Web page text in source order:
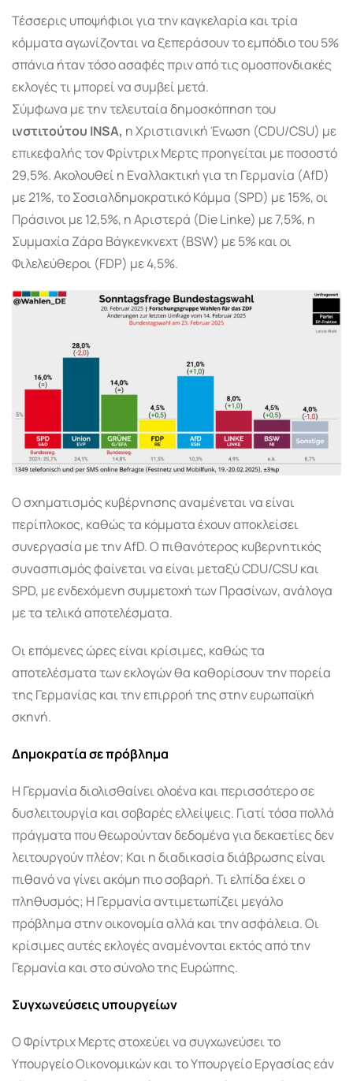
Τέσσερις υποψήφιοι για την καγκελαρία και τρία
κόμματα αγωνίζονται να ξεπεράσουν το εμπόδιο του 5%
σπάνια ήταν τόσο ασαφές πριν από τις ομοσπονδιακές
εκλογές τι μπορεί να συμβεί μετά.
Σύμφωνα με την τελευταία δημοσκόπηση του
ινστιτούτου INSA, η Χριστιανική Ένωση (CDU/CSU) με
επικεφαλής τον Φρίντριχ Μερτς προηγείται με ποσοστό
29,5%. Ακολουθεί η Εναλλακτική για τη Γερμανία (AfD)
με 21%, το Σοσιαλδημοκρατικό Κόμμα (SPD) με 15%, οι
Πράσινοι με 12,5%, η Αριστερά (Die Linke) με 7,5%, η
Συμμαχία Ζάρα Βάγκενκνεχτ (BSW) με 5% και οι
Φιλελεύθεροι (FDP) με 4,5%.
Ο σχηματισμός κυβέρνησης αναμένεται να είναι
περίπλοκος, καθώς τα κόμματα έχουν αποκλείσει
συνεργασία με την AfD. Ο πιθανότερος κυβερνητικός
συνασπισμός φαίνεται να είναι μεταξύ CDU/CSU και
SPD, με ενδεχόμενη συμμετοχή των Πρασίνων, ανάλογα
με τα τελικά αποτελέσματα.
Οι επόμενες ώρες είναι κρίσιμες, καθώς τα
αποτελέσματα των εκλογών θα καθορίσουν την πορεία
της Γερμανίας και την επιρροή της στην ευρωπαϊκή
σκηνή.
Δημοκρατία σε πρόβλημα
Η Γερμανία διολισθαίνει ολοένα και περισσότερο σε
δυσλειτουργία και σοβαρές ελλείψεις. Γιατί τόσα πολλά
πράγματα που θεωρούνταν δεδομένα για δεκαετίες δεν
λειτουργούν πλέον; Και η διαδικασία διάβρωσης είναι
πιθανό να γίνει ακόμη πιο σοβαρή. Τι ελπίδα έχει ο
πληθυσμός; Η Γερμανία αντιμετωπίζει μεγάλο
πρόβλημα στην οικονομία αλλά και την ασφάλεια. Οι
κρίσιμες αυτές εκλογές αναμένονται εκτός από την
Γερμανία και στο σύνολο της Ευρώπης.
Συγχωνεύσεις υπουργείων
Ο Φρίντριχ Μερτςστοχεύει να συγχωνεύσει το
Υπουργείο Οικονομικών και το Υπουργείο Εργασίας εάν